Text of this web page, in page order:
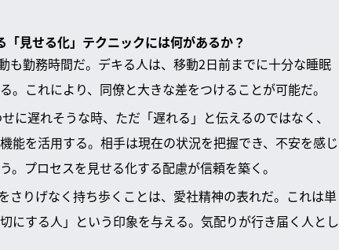
見せる化」テクニックには何があるか？
勤務時間だ。デキる人は、移動2日前までに十分な睡眠
これにより、同僚と大きな差をつけることが可能だ。
遅れそうな時、ただ「遅れる」と伝えるのではなく、
能を活用する。相手は現在の状況を把握でき、不安を感じ
プロセスを見せる化する配慮が信頼を築く。
りげなく持ち歩くことは、愛社精神の表れだ。これは単
にする人」という印象を与える。気配りが行き届く人とし